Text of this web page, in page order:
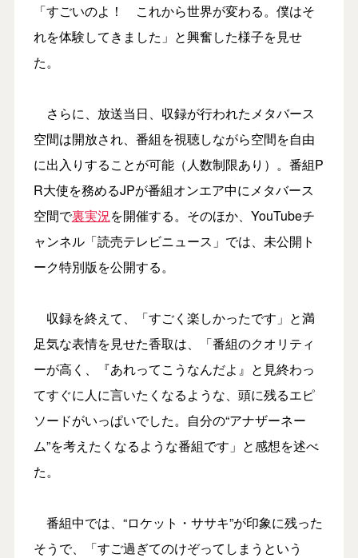
「すごいのよ！ これから世界が変わる。僕はそ
れを体験してきました」と興奮した様子を見せ
た。
さらに、放送当日、収録が行われたメタバース
空間は開放され、番組を視聴しながら空間を自由
に出入りすることが可能（人数制限あり）。番組P
R大使を務めるJPが番組オンエア中にメタバース
空間で裏実況を開催する。そのほか、YouTubeチ
ャンネル「読売テレビニュース」では、未公開ト
ーク特別版を公開する。
収録を終えて、「すごく楽しかったです」と満
足気な表情を見せた香取は、「番組のクオリティ
ーが高く、『あれってこうなんだよ』と見終わっ
てすぐに人に言いたくなるような、頭に残るエピ
ソードがいっぱいでした。自分の“アナザーネー
ム”を考えたくなるような番組です」と感想を述べ
た。
番組中では、“ロケット・ササキ”が印象に残った
そうで、「すご過ぎてのけぞってしまうという